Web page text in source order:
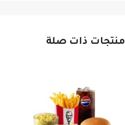
منتجات ذات صلة